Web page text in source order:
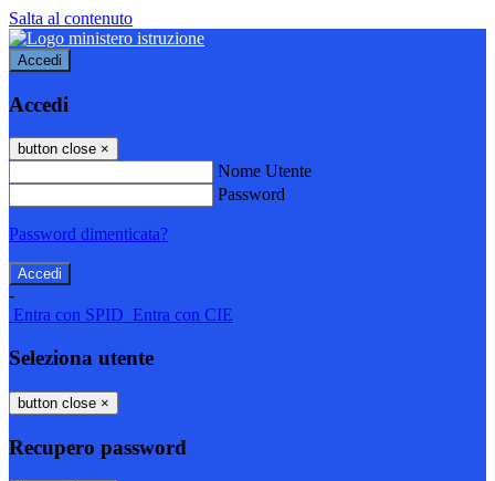
Salta al contenuto
Accedi
Accedi
button close ×
Nome Utente
Password
Password dimenticata?
-
Entra con SPID Entra con CIE
Seleziona utente
button close ×
Recupero password